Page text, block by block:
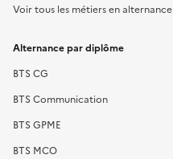
Voir tous les métiers en alternance
Alternance par diplôme
BTS CG
BTS Communication
BTS GPME
BTS MCO